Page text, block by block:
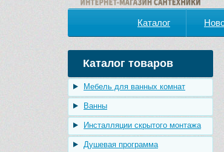
Каталог
Каталог товаров
Мебель для ванных комнат
Ванны
Инсталляции скрытого монтажа
Душевая программа